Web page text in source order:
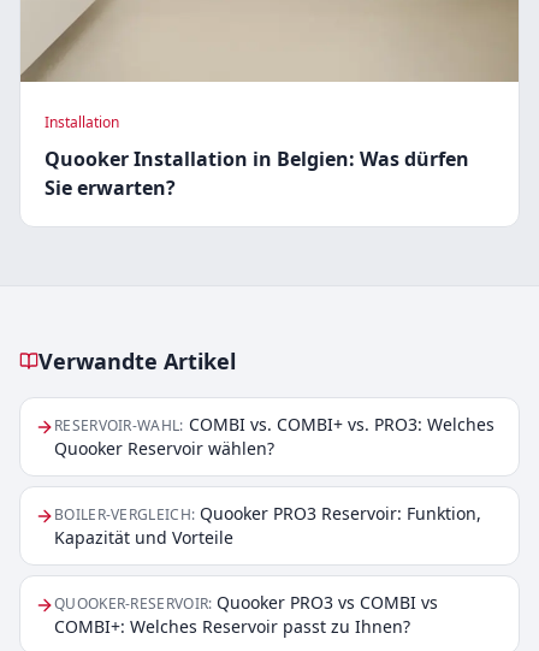
Installation
Quooker Installation in Belgien: Was dürfen
Sie erwarten?
Verwandte Artikel
Verwandte Artikel
RESERVOIR-WAHL: COMBI vs. COMBI+ vs. PRO3: Welches
Quooker Reservoir wählen?
BOILER-VERGLEICH: Quooker PRO3 Reservoir: Funktion,
Kapazität und Vorteile
QUOOKER-RESERVOIR: Quooker PRO3 vs COMBI vs
COMBI+: Welches Reservoir passt zu Ihnen?